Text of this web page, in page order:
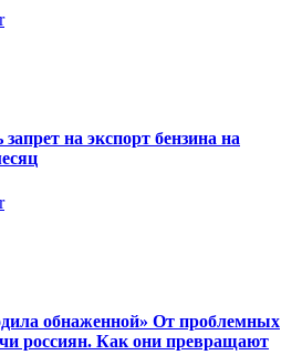
на экспорт бензина на
обнаженной» От проблемных
россиян. Как они превращают